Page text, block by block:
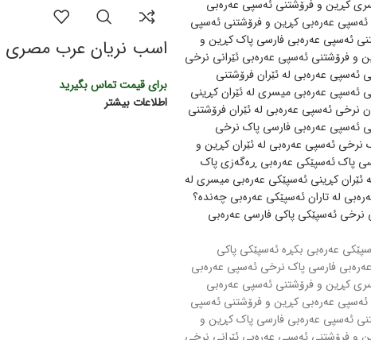
اسب نریان عرب مصری
برای قیمت تماس بگیرید
اطلاعات بیشتر